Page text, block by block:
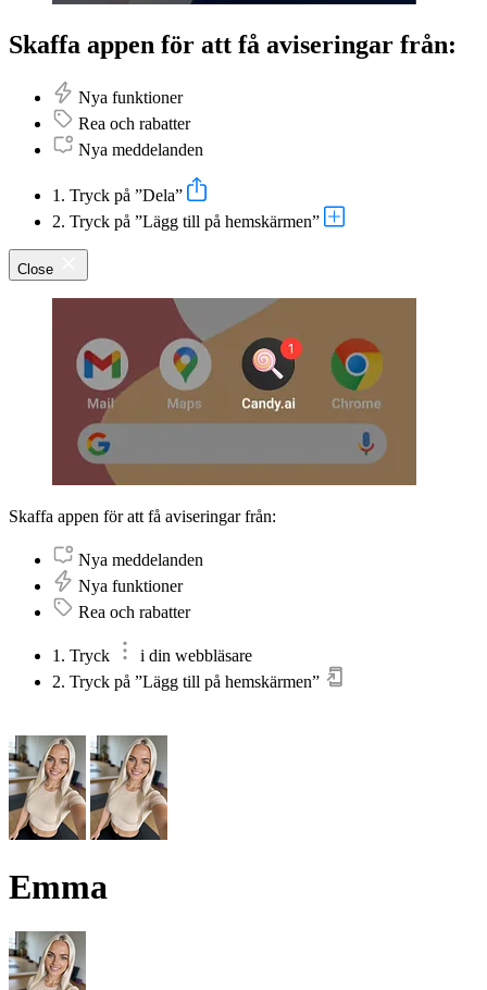
Skaffa appen för att få aviseringar från:
Nya funktioner
Rea och rabatter
Nya meddelanden
1. Tryck på ”Dela”
2. Tryck på ”Lägg till på hemskärmen”
Close
Skaffa appen för att få aviseringar från:
Nya meddelanden
Nya funktioner
Rea och rabatter
1. Tryck
i din webbläsare
2. Tryck på ”Lägg till på hemskärmen”
Emma